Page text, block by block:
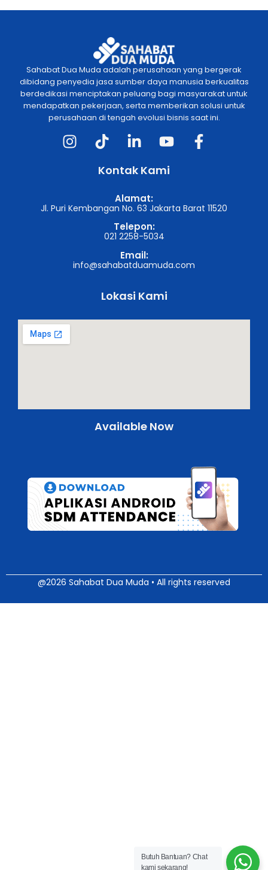
Sahabat Dua Muda adalah perusahaan yang bergerak
dibidang penyedia jasa sumber daya manusia berkualitas
berdedikasi menciptakan peluang bagi masyarakat untuk
mendapatkan pekerjaan, serta memberikan solusi untuk
perusahaan di tengah evolusi bisnis saat ini.
Kontak Kami
Alamat:
Jl. Puri Kembangan No. 63 Jakarta Barat 11520
Telepon:
021 2258-5034
Email:
info@sahabatduamuda.com
Lokasi Kami
Available Now
@2026 Sahabat Dua Muda • All rights reserved
Butuh Bantuan? Chat
kami sekarang!